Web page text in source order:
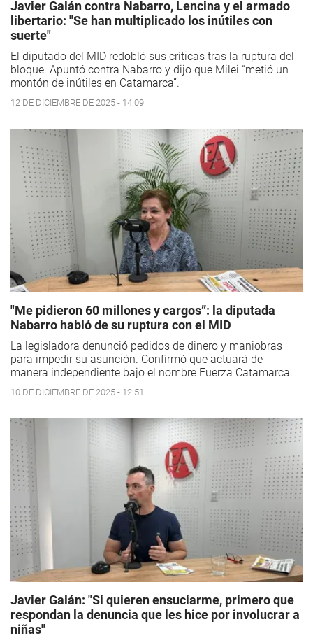
Javier Galán contra Nabarro, Lencina y el armado
libertario: "Se han multiplicado los inútiles con
suerte"
El diputado del MID redobló sus críticas tras la ruptura del
bloque. Apuntó contra Nabarro y dijo que Milei “metió un
montón de inútiles en Catamarca”.
12 DE DICIEMBRE DE 2025 - 14:09
"Me pidieron 60 millones y cargos”: la diputada
Nabarro habló de su ruptura con el MID
La legisladora denunció pedidos de dinero y maniobras
para impedir su asunción. Confirmó que actuará de
manera independiente bajo el nombre Fuerza Catamarca.
10 DE DICIEMBRE DE 2025 - 12:51
Javier Galán: "Si quieren ensuciarme, primero que
respondan la denuncia que les hice por involucrar a
niñas"